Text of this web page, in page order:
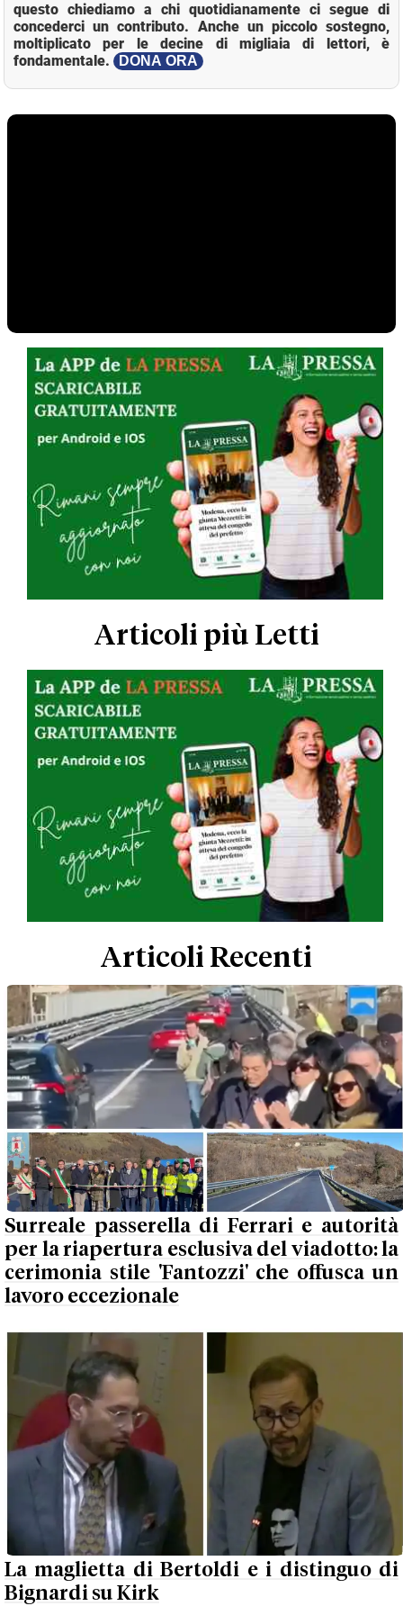
questo chiediamo a chi quotidianamente ci segue di
concederci un contributo. Anche un piccolo sostegno,
moltiplicato per le decine di migliaia di lettori, è
fondamentale.
DONA ORA
Articoli più Letti
Articoli Recenti
Surreale passerella di Ferrari e autorità
per la riapertura esclusiva del viadotto: la
cerimonia stile 'Fantozzi' che offusca un
lavoro eccezionale
La maglietta di Bertoldi e i distinguo di
Bignardi su Kirk